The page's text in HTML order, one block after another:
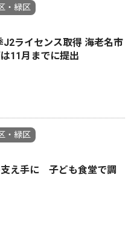
・緑区
J2ライセンス取得 海老名市
11月までに提出
・緑区
支え手に 子ども食堂で調